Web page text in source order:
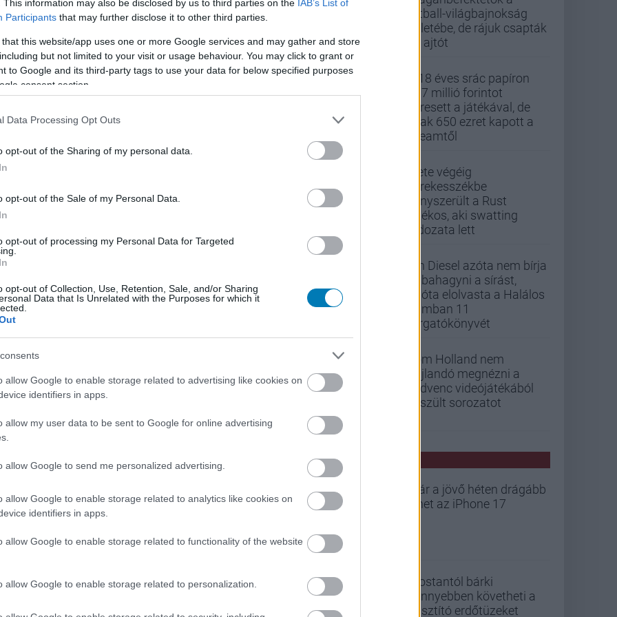
This information may also be disclosed by us to third parties on the IAB’s List of
Participants that may further disclose it to other third parties.
that this website/app uses one or more Google services and may gather and store
but not limited to your visit or usage behaviour. You may click to grant or
to Google and its third-party tags to use your data for below specified purposes
consent section.
Data Processing Opt Outs
opt-out of the Sharing of my personal data.
opt-out of the Sale of my Personal Data.
opt-out of processing my Personal Data for Targeted
opt-out of Collection, Use, Retention, Sale, and/or Sharing
Data that Is Unrelated with the Purposes for which it
allow Google to enable storage related to advertising like cookies on
identifiers in apps.
allow my user data to be sent to Google for online advertising
allow Google to send me personalized advertising.
allow Google to enable storage related to analytics like cookies on
identifiers in apps.
allow Google to enable storage related to functionality of the website
allow Google to enable storage related to personalization.
Ubisoft-fiókra lesz szükség, akkor is, ha valaki
össze kell kapcsolniuk a Steam- és Ubisoft-
feltételeket is. Ez önmagában nem új dolog a
szemében továbbra is kényelmetlen pluszlépés. Az
Ez a legtöbb átlagos felhasználót valószínűleg
játékot egyetlen nap alatt több különböző gépre.
hogy a vásárlás után sem teljesen egyszerű a
Flag sokak szemében az Assassin's Creed-sorozat
hangulata, tengeri csatái és Edward Kenway
csúcsai között. A Resynced ennek a modernizált
és a jelenlegi platformokra szabott kiadással.
futball-világbajnokság
üzletébe, de rájuk csapták
az ajtót
A 18 éves srác papíron
437 millió forintot
keresett a játékával, de
csak 650 ezret kapott a
Steamtől
Élete végéig
kerekesszékbe
kényszerült a Rust
játékos, aki swatting
áldozata lett
Vin Diesel azóta nem bírja
abbahagyni a sírást,
mióta elolvasta a Halálos
iramban 11
forgatókönyvét
Tom Holland nem
hajlandó megnézni a
kedvenc videójátékából
készült sorozatot
PCW HÍREK
Már a jövő héten drágább
lehet az iPhone 17
Mostantól bárki
könnyebben követheti a
pusztító erdőtüzeket